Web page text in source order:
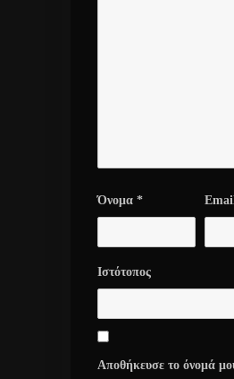
Όνομα *
Ιστότοπος
Αποθήκευσε το όνομά